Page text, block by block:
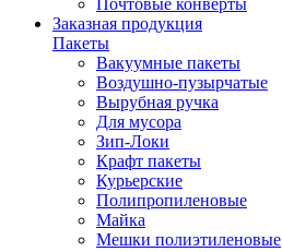
Заказная продукция
Пакеты
Вакуумные пакеты
Воздушно-пузырчатые
Вырубная ручка
Для мусора
Зип-Локи
Крафт пакеты
Курьерские
Полипропиленовые
Майка
Мешки полиэтиленовые